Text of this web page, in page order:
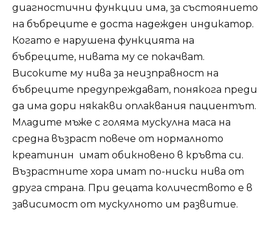
диагностични функции има, за състоянието
на бъбреците е доста надежден индикатор.
Когато е нарушена функцията на
бъбреците, нивата му се покачват.
Високите му нива за неизправност на
бъбреците предупреждават, понякога преди
да има дори някакви оплаквания пациентът.
Младите мъже с голяма мускулна маса на
средна възраст повече от нормалното
креатинин имат обикновено в кръвта си.
Възрастните хора имат по-ниски нива от
друга страна. При децата количеството е в
зависимост от мускулното им развитие.